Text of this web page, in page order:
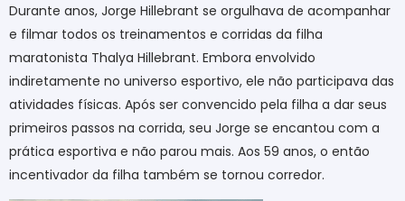
Durante anos, Jorge Hillebrant se orgulhava de acompanhar
e filmar todos os treinamentos e corridas da filha
maratonista Thalya Hillebrant. Embora envolvido
indiretamente no universo esportivo, ele não participava das
atividades físicas. Após ser convencido pela filha a dar seus
primeiros passos na corrida, seu Jorge se encantou com a
prática esportiva e não parou mais. Aos 59 anos, o então
incentivador da filha também se tornou corredor.